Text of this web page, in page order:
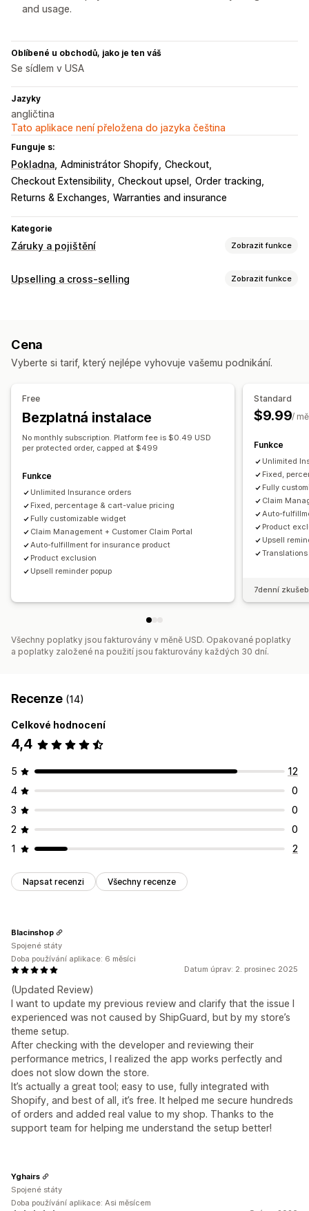
and usage.
Oblíbené u obchodů, jako je ten váš
Se sídlem v USA
Jazyky
angličtina
Tato aplikace není přeložena do jazyka čeština
Funguje s:
Pokladna Administrátor Shopify Checkout
Checkout Extensibility Checkout upsel
Order tracking
Returns & Exchanges Warranties and insurance
Kategorie
Záruky a pojištění Zobrazit funkce
Typ krytí
Vrácení a výměny
Automatické udělení souhlasu
Pokladna
Vlastní widget
Potvrzení krytí
Vlastní prosazování značky
Správa nároků
Automatické zpracování
Formulář žádosti Vlastní zásady
Sledování E-mailová oznámení
Upselling a cross-selling Zobrazit funkce
Oznamovací lišta
Doplňky jedním kliknutím Výsuvný košík
Vlastní pravidla
Nabídky a doporučení
Záruky
Ochrana dopravy
Analytika
Míry prokliku Konverzní poměry
Výkonnost doporučení
Návrhy optimalizace
Výkonnost trychtýře
Cena
Vyberte si tarif, který nejlépe vyhovuje vašemu podnikání.
Free
Bezplatná instalace
No monthly subscription. Platform fee is $0.49 USD
per protected order, capped at $499
Funkce
Unlimited Insurance orders
Fixed, percentage & cart-value pricing
Fully customizable widget
Claim Management + Customer Claim Portal
Auto-fulfillment for insurance product
Product exclusion
Upsell reminder popup
Standard
$9.99/
Funkce
Unlimited
Fixed,
Fully
Claim
Auto-
Product
Upsell
Translations
7denní
Všechny poplatky jsou fakturovány v měně USD. Opakované poplatky
a poplatky založené na použití jsou fakturovány každých 30 dní.
Recenze (14)
Celkové hodnocení
4,4
5
12
4
0
3
0
2
0
1
2
Napsat recenzi Všechny recenze
Datum úprav: 2. prosinec 2025
(Updated Review)
I want to update my previous review and clarify that the issue I
experienced was not caused by ShipGuard, but by my store’s
theme setup.
After checking with the developer and reviewing their
performance metrics, I realized the app works perfectly and
does not slow down the store.
It’s actually a great tool; easy to use, fully integrated with
Shopify, and best of all, it’s free. It helped me secure hundreds
of orders and added real value to my shop. Thanks to the
support team for helping me understand the setup better!
Blacinshop
Spojené státy
Doba používání aplikace: 6 měsíci
Yghairs
Spojené státy
Doba používání aplikace: Asi měsícem